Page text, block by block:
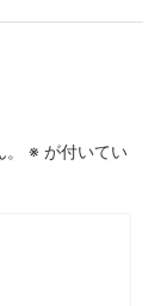
※ が付いてい